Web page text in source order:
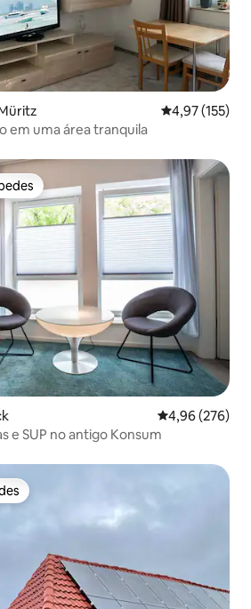
4,97 de uma
4,97 (155)
em uma área tranquila
dos hóspedes
4,96 de uma
4,96 (276)
e SUP no antigo Konsum